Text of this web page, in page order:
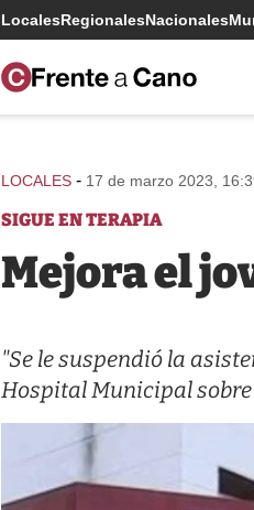
LocalesRegionalesNacionales
LOCALES - 17 de marzo 2023,
SIGUE EN TERAPIA
Mejora el
"Se le suspendió la
Hospital Municipal sobre